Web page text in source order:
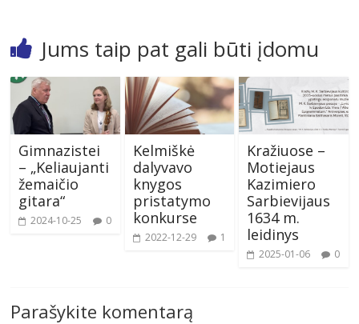
Jums taip pat gali būti įdomu
Gimnazistei
– „Keliaujanti
žemaičio
gitara“
2024-10-25 0
Kelmiškė
dalyvavo
knygos
pristatymo
konkurse
2022-12-29 1
Kražiuose –
Motiejaus
Kazimiero
Sarbievijaus
1634 m.
leidinys
2025-01-06 0
Parašykite komentarą